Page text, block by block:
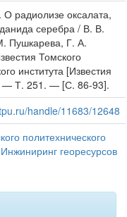
радиолизе оксалата,
серебра / В. В.
Пушкарева, Г. А.
Томского
института [Известия
Т. 251. — [С. 86-93].
handle/11683/12648
политехнического
георесурсов